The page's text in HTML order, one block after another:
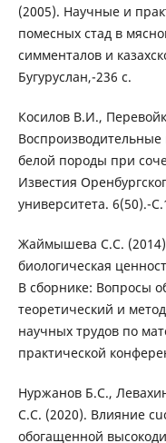
(2005). Научные и
помесных стад в
симменталов и
Бугуруслан,-236 с.
Косилов В.И.,
Воспроизводительные
белой породы при
Известия
университета. 6(50).-
Жаймышева С.С.
биологическая
В сборнике: Вопросы
теоретический и
научных трудов по
практической
Нуржанов Б.С.,
С.С. (2020). Влияние
обогащенной